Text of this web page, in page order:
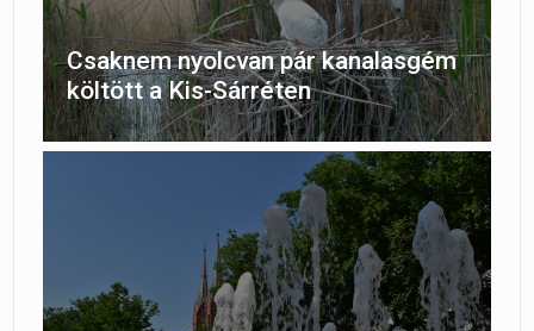
Csaknem nyolcvan pár kanalasgém
költött a Kis-Sárréten